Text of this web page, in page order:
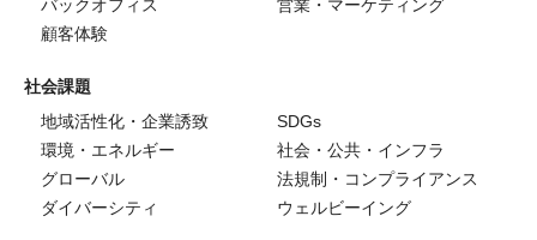
バックオフィス
営業・マーケティング
顧客体験
社会課題
地域活性化・企業誘致
SDGs
環境・エネルギー
社会・公共・インフラ
グローバル
法規制・コンプライアンス
ダイバーシティ
ウェルビーイング